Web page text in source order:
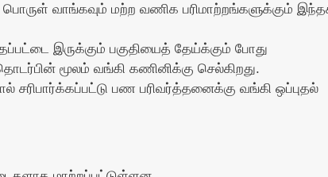
வாங்கவும் மற்ற வணிக பரிமாற்றங்களுக்கும்
இருக்கும் பகுதியைத் தேய்க்கும் போது
மூலம் வங்கி கணினிக்கு செல்கிறது.
சரிபார்க்கப்பட்டு பண பரிவர்த்தனைக்கு வங்கி ஒப்புதல்